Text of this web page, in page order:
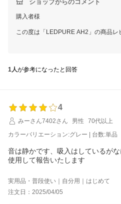
ショップからのコメント
購入者様
この度は「LEDPURE AH2」の商品レ
ぜひ末永くご愛用いただき、もう一
す。
1人が参考になったと回答
4
みーさん7402さん
男性
70代以上
カラーバリエーション:グレー | 台数:単品
音は静かです、吸入はしているが
使用して報告いたします
実用品・普段使い｜自分用｜はじめて
注文日：2025/04/05